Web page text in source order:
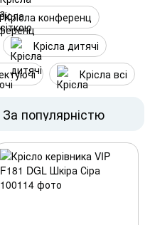
Крісла конференц
Крісла дитячі
Крісла всі
За популярністю